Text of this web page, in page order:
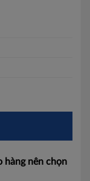
hàng nên chọn